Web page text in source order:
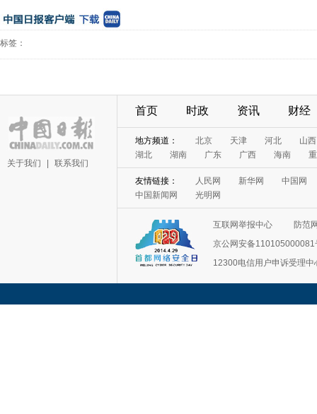
标签：
关于我们 联系我们
首页 时政 资讯 财经
地方频道： 北京 天津 河北
山西
湖北
湖南 广东 广西 海南
友情链接： 人民网 新华网
中国网
中国新闻网
光明网
互联网举报中心
防范
京公网安备110105000081
12300电信用户申诉受理中